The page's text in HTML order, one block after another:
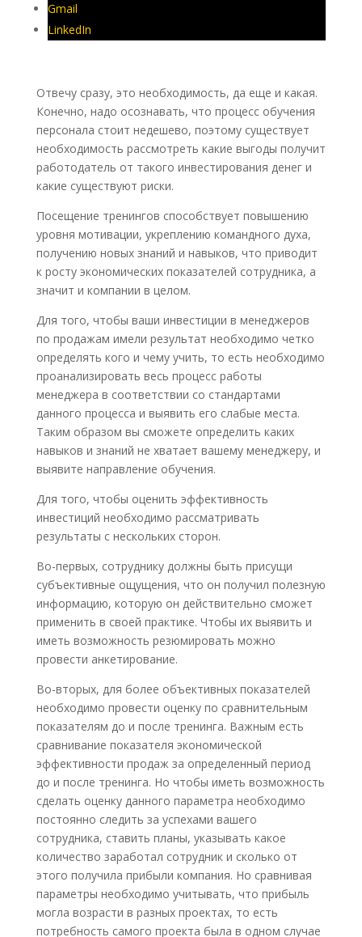
Gmail
LinkedIn
Отвечу сразу, это необходимость, да еще и какая.
Конечно, надо осознавать, что процесс обучения
персонала стоит недешево, поэтому существует
необходимость рассмотреть какие выгоды получит
работодатель от такого инвестирования денег и
какие существуют риски.
Посещение тренингов способствует повышению
уровня мотивации, укреплению командного духа,
получению новых знаний и навыков, что приводит
к росту экономических показателей сотрудника, а
значит и компании в целом.
Для того, чтобы ваши инвестиции в менеджеров
по продажам имели результат необходимо четко
определять кого и чему учить, то есть необходимо
проанализировать весь процесс работы
менеджера в соответствии со стандартами
данного процесса и выявить его слабые места.
Таким образом вы сможете определить каких
навыков и знаний не хватает вашему менеджеру, и
выявите направление обучения.
Для того, чтобы оценить эффективность
инвестиций необходимо рассматривать
результаты с нескольких сторон.
Во-первых, сотруднику должны быть присущи
субъективные ощущения, что он получил полезную
информацию, которую он действительно сможет
применить в своей практике. Чтобы их выявить и
иметь возможность резюмировать можно
провести анкетирование.
Во-вторых, для более объективных показателей
необходимо провести оценку по сравнительным
показателям до и после тренинга. Важным есть
сравнивание показателя экономической
эффективности продаж за определенный период
до и после тренинга. Но чтобы иметь возможность
сделать оценку данного параметра необходимо
постоянно следить за успехами вашего
сотрудника, ставить планы, указывать какое
количество заработал сотрудник и сколько от
этого получила прибыли компания. Но сравнивая
параметры необходимо учитывать, что прибыль
могла возрасти в разных проектах, то есть
потребность самого проекта была в одном случае